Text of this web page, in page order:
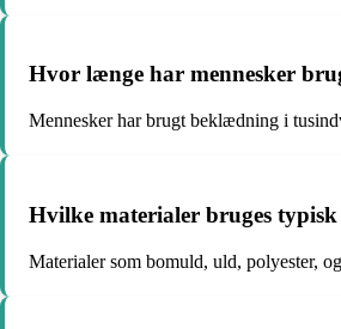
Hvor længe har mennesker
Mennesker har brugt beklædning i
Hvilke materialer bruges
Materialer som bomuld, uld, polyester,